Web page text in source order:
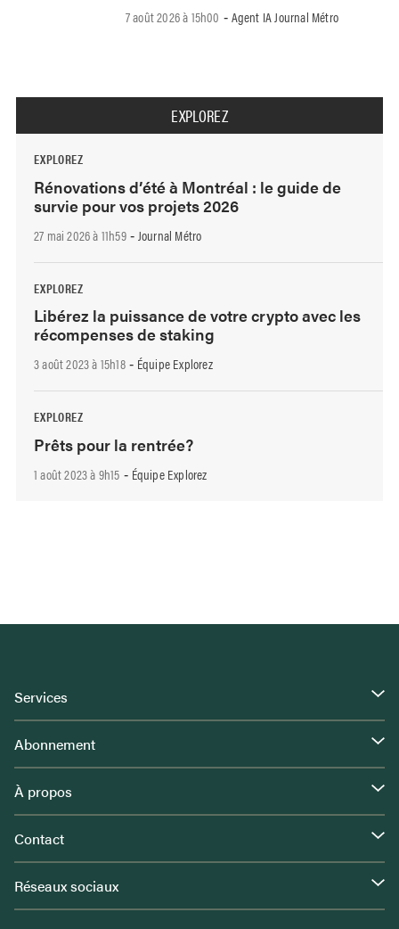
7 août 2026 à 15h00 - Agent IA Journal Métro
EXPLOREZ
EXPLOREZ
Rénovations d’été à Montréal : le guide de
survie pour vos projets 2026
27 mai 2026 à 11h59- Journal Métro
EXPLOREZ
Libérez la puissance de votre crypto avec les
récompenses de staking
3 août 2023 à 15h18- Équipe Explorez
EXPLOREZ
Prêts pour la rentrée?
1 août 2023 à 9h15 - Équipe Explorez
Services
Abonnement
À propos
Contact
Réseaux sociaux